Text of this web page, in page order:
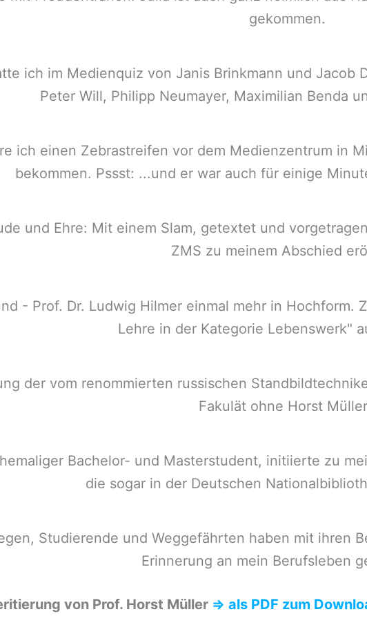
gekommen.
ich im Medienquiz von Janis Brinkmann und Jacob
Peter Will, Philipp Neumayer, Maximilian Benda
ich einen Zebrastreifen vor dem Medienzentrum in
bekommen. Pssst: ...und er war auch für einige
und Ehre: Mit einem Slam, getextet und
ZMS zu meinem Abschied
- Prof. Dr. Ludwig Hilmer einmal mehr in
Lehre in der Kategorie Lebenswerk"
der vom renommierten russischen
Fakulät ohne Horst
Bachelor- und Masterstudent, initiierte zu
die sogar in der Deutschen
Studierende und Weggefährten haben mit ihren
Erinnerung an mein Berufsleben
von Prof. Horst Müller ⇒ als PDF zum